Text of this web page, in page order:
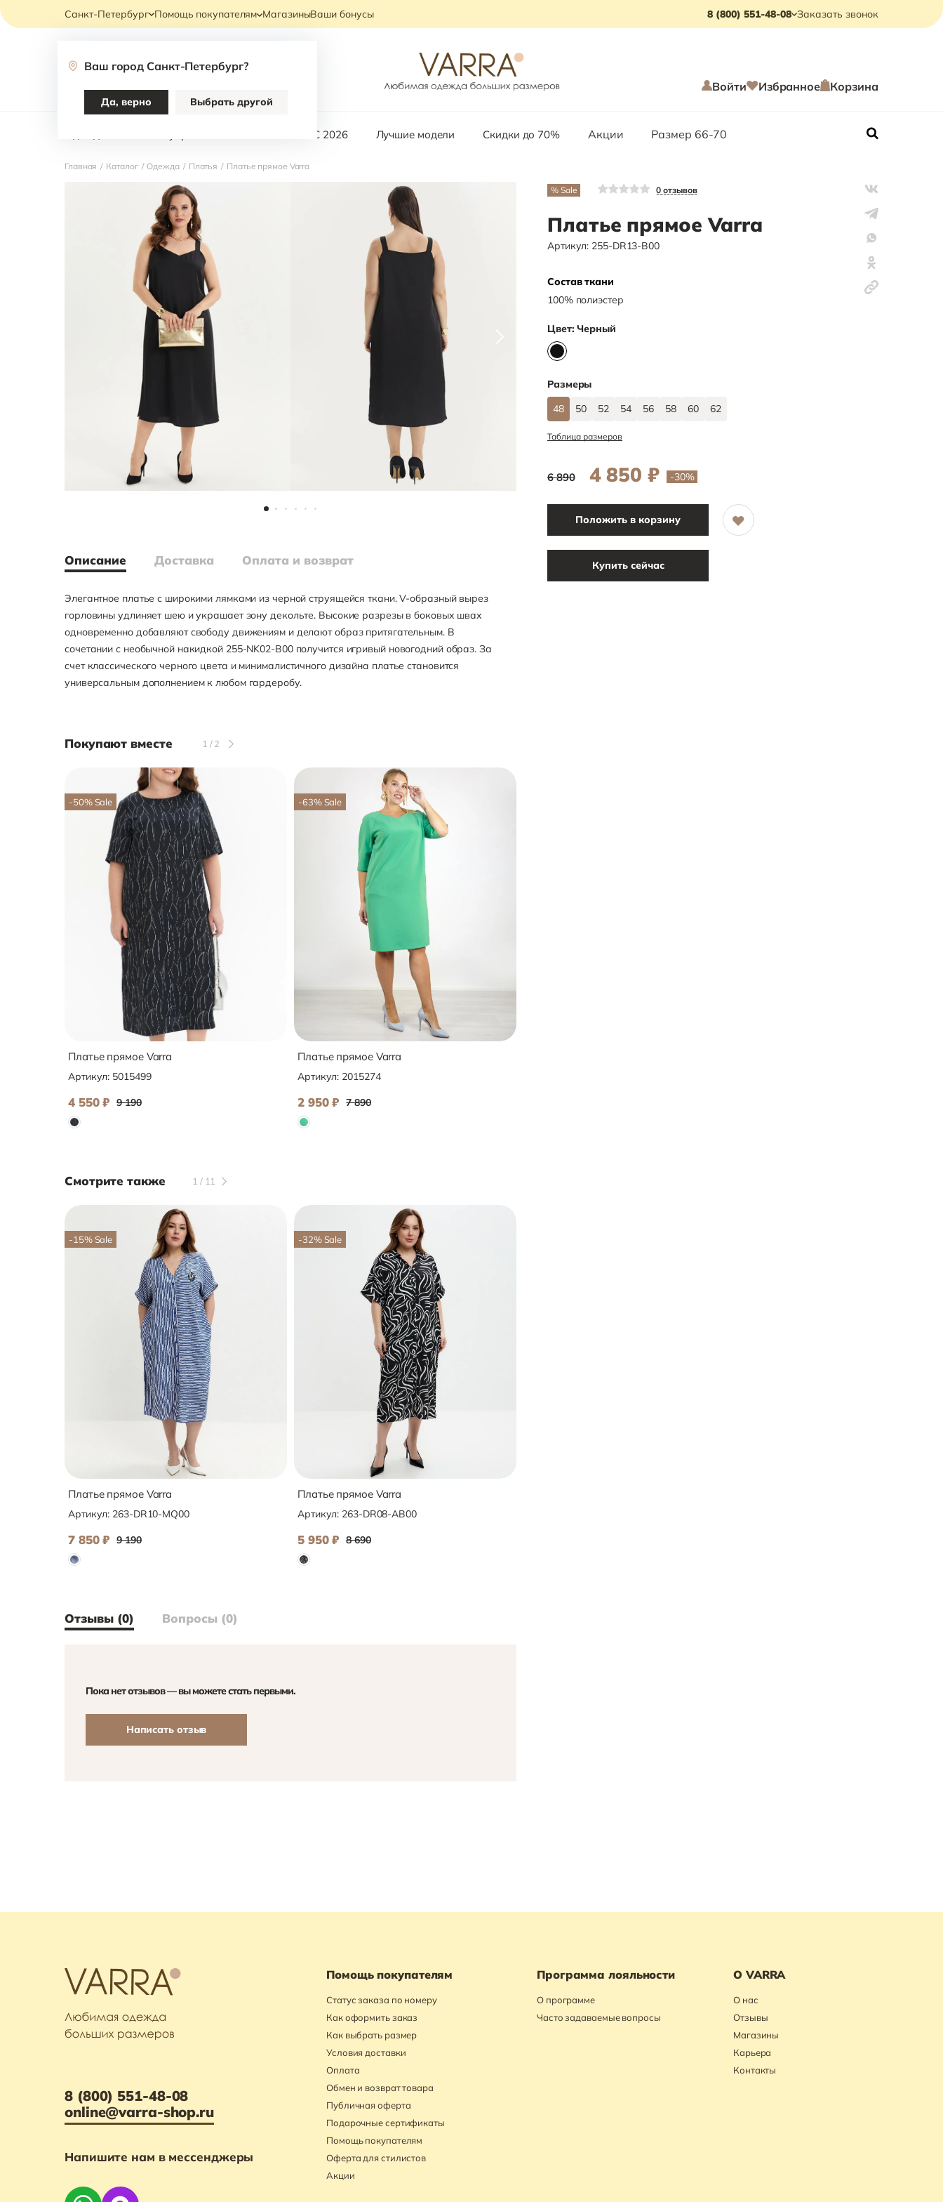
Санкт-Петербург
Ваш город Санкт-Петербург?
Да, верно Выбрать другой
Помощь покупателям МагазиныВаши бонусы 8 (800) 551-48-08 Заказать звонок
Каталог Войти Избранное Корзина
НОВИНКИ В ОФИС 2026 Лучшие модели Скидки до 70% Акции Размер 66-70
Главная / Каталог / Одежда / Платья / Платье прямое Varra
Описание Доставка Оплата и возврат
Элегантное платье с широкими лямками из черной струящейся ткани. V-образный вырез
горловины удлиняет шею и украшает зону декольте. Высокие разрезы в боковых швах
одновременно добавляют свободу движениям и делают образ притягательным. В
сочетании с необычной накидкой 255-NK02-B00 получится игривый новогодний образ. За
счет классического черного цвета и минималистичного дизайна платье становится
универсальным дополнением к любом гардеробу.
Покупают вместе 1 /2
-50% Sale
Платье прямое Varra
Артикул: 5015499
4 550₽ 9 190
-63% Sale
Платье прямое Varra
Артикул: 2015274
2 950₽ 7 890
Смотрите также 1 / 11
-15% Sale
Платье прямое Varra
Артикул: 263-DR10-MQ00
7 850₽ 9 190
-32% Sale
Платье прямое Varra
Артикул: 263-DR08-AB00
5 950₽ 8 690
Отзывы (0) Вопросы (0)
Пока нет отзывов — вы можете стать первыми.
Написать отзыв
% Sale 0 отзывов
Платье прямое Varra
Артикул: 255-DR13-B00
Состав ткани
100% полиэстер
Цвет:Черный
Размеры
48
50 52 54 56 58 60 62
Таблица размеров
6 890 4 850 ₽ -30%
Положить в корзину
Купить сейчас
8 (800) 551-48-08
online@varra-shop.ru
Напишите нам в мессенджеры
Помощь покупателям
Статус заказа по номеру
Как оформить заказ
Как выбрать размер
Условия доставки
Оплата
Обмен и возврат товара
Публичная оферта
Подарочные сертификаты
Помощь покупателям
Оферта для стилистов
Акции
Программа лояльности
О программе
Часто задаваемые вопросы
О VARRA
О нас
Отзывы
Магазины
Карьера
Контакты